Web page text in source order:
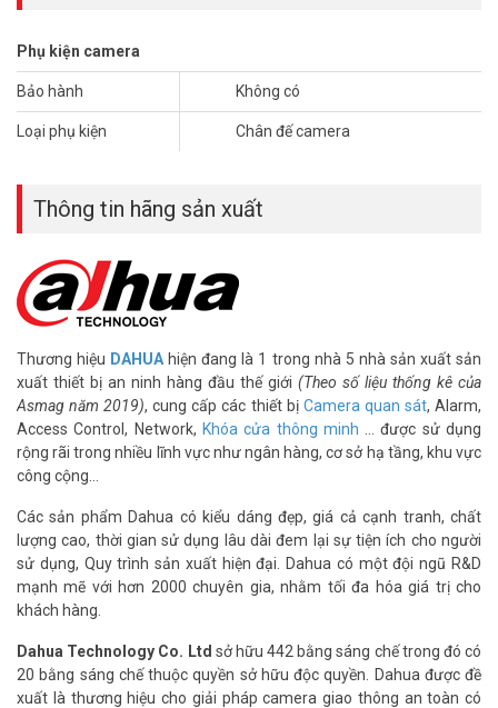
Phụ kiện camera
Bảo hành Không có
Loại phụ kiện Chân đế camera
Thông tin hãng sản xuất
Thương hiệu DAHUA hiện đang là 1 trong nhà 5 nhà sản xuất sản
xuất thiết bị an ninh hàng đầu thế giới (Theo số liệu thống kê của
Asmag năm 2019), cung cấp các thiết bị Camera quan sát, Alarm,
Access Control, Network, Khóa cửa thông minh … được sử dụng
rộng rãi trong nhiều lĩnh vực như ngân hàng, cơ sở hạ tầng, khu vực
công cộng…
Các sản phẩm Dahua có kiểu dáng đẹp, giá cả cạnh tranh, chất
lượng cao, thời gian sử dụng lâu dài đem lại sự tiện ích cho người
sử dụng, Quy trình sản xuất hiện đại. Dahua có một đội ngũ R&D
mạnh mẽ với hơn 2000 chuyên gia, nhằm tối đa hóa giá trị cho
khách hàng.
Dahua Technology Co. Ltd sở hữu 442 bằng sáng chế trong đó có
20 bằng sáng chế thuộc quyền sở hữu độc quyền. Dahua được đề
xuất là thương hiệu cho giải pháp camera giao thông an toàn có